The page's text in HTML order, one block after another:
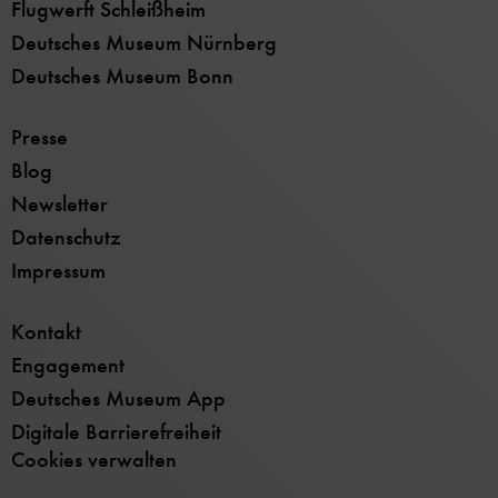
Flugwerft Schleißheim
Deutsches Museum Nürnberg
Deutsches Museum Bonn
Presse
Blog
Newsletter
Datenschutz
Impressum
Kontakt
Engagement
Deutsches Museum App
Digitale Barrierefreiheit
Cookies verwalten